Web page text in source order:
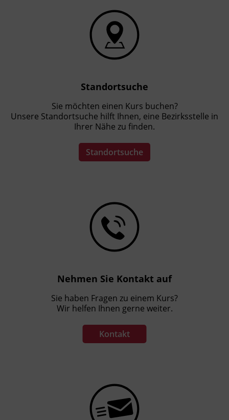
Standortsuche
Sie möchten einen Kurs buchen?
Unsere Standortsuche hilft Ihnen, eine Bezirksstelle in
Ihrer Nähe zu finden.
Standortsuche
Nehmen Sie Kontakt auf
Sie haben Fragen zu einem Kurs?
Wir helfen Ihnen gerne weiter.
Kontakt